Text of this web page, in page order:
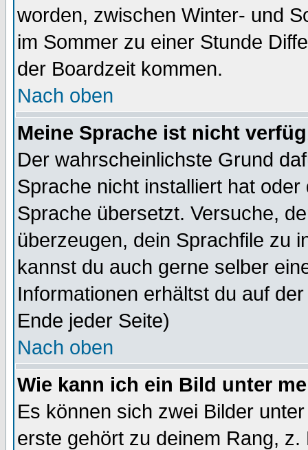
worden, zwischen Winter- und
im Sommer zu einer Stunde
der Boardzeit kommen.
Nach oben
Meine Sprache ist nicht
Der wahrscheinlichste Grund
Sprache nicht installiert hat
Sprache übersetzt. Versuche,
überzeugen, dein Sprachfile zu
kannst du auch gerne selber
Informationen erhältst du auf
Ende jeder Seite)
Nach oben
Wie kann ich ein Bild unter
Es können sich zwei Bilder
erste gehört zu deinem Rang,